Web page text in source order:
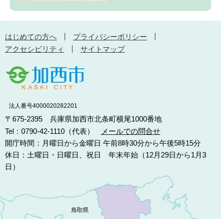
はじめての方へ
プライバシーポリシー
アクセシビリティ
サイトマップ
法人番号4000020282201
〒675-2395 兵庫県加西市北条町横尾1000番地
Tel：0790-42-1110（代表）
メールでの問合せ
開庁時間：月曜日から金曜日 午前8時30分から午後5時15分
休日：土曜日・日曜日、祝日 年末年始（12月29日から1月3
日）